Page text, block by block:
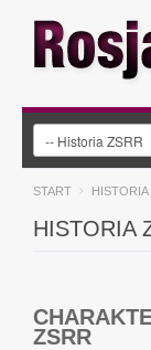
START HISTORIA
HISTORIA
ZSRR